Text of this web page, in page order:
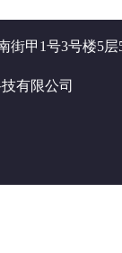
街甲1号3号楼5层
有限公司